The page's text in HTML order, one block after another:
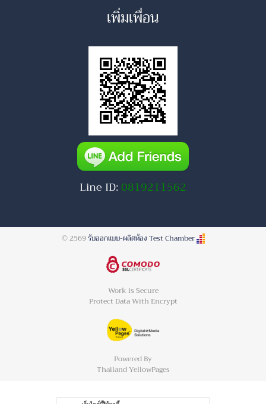
เพิ่มเพื่อน
Line ID:0819211562
© 2569รับออกแบบ-ผลิตห้อง Test Chamber
Work is Secure
Protect Data With Encrypt
Powered By
Thailand YellowPages